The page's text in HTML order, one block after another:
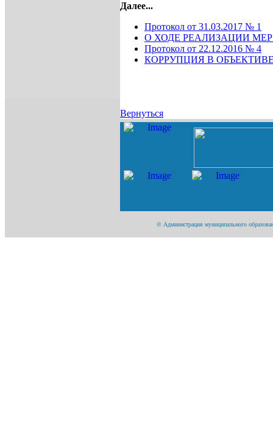
Далее...
Протокол от 31.03.2017 № 1
О ХОДЕ РЕАЛИЗАЦИИ
Протокол от 22.12.2016 № 4
КОРРУПЦИЯ В
Вернуться
© Администрация муниципального